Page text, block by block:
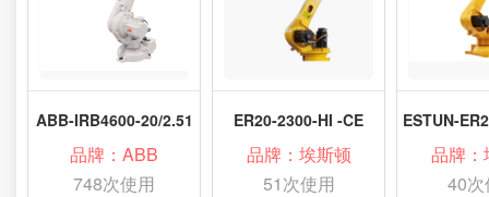
ABB-IRB4600-20/2.51
品牌：ABB
748次使用
ER20-2300-HI -CE
品牌：埃斯顿
51次使用
品牌：
40